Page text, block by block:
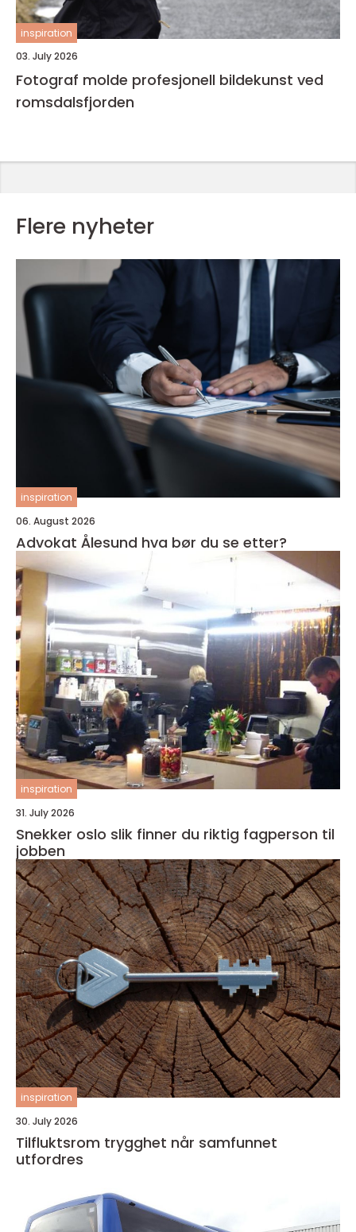
inspiration
03. July 2026
Fotograf molde profesjonell bildekunst ved
romsdalsfjorden
Flere nyheter
inspiration
06. August 2026
Advokat Ålesund hva bør du se etter?
inspiration
31. July 2026
Snekker oslo slik finner du riktig fagperson til
jobben
inspiration
30. July 2026
Tilfluktsrom trygghet når samfunnet
utfordres